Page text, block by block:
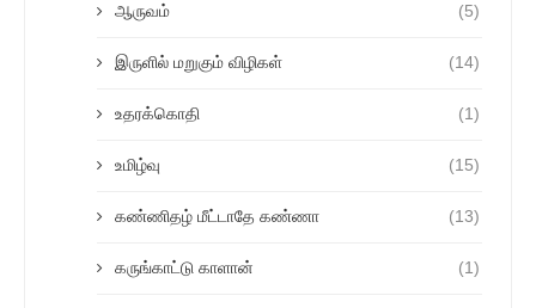
ஆருவம் (5)
இருளில் மறுகும் விழிகள் (14)
உதரக்கொதி (1)
உமிழ்வு (15)
கண்ணிதழ் மீட்டாதே கண்ணா (13)
கருங்காட்டு காளான் (1)